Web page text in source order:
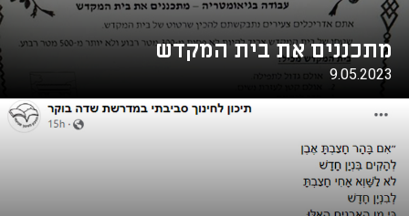
מתכננים את בית המקדש
9.05.2023